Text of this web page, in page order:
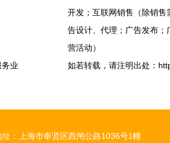
业
开发；互联网销售（除销
告设计、代理；广告发布
营活动）
如若转载，请注明出处：
址：上海市奉贤区西闸公路1036号1幢